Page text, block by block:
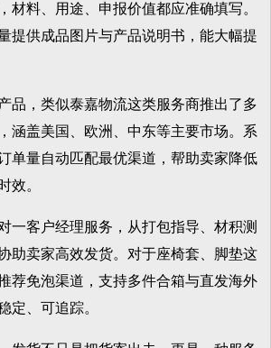
料、用途、申报价值都应准确填写。
提供成品图片与产品说明书，能大幅提
，类似泰嘉物流这类服务商推出了多
涵盖美国、欧洲、中东等主要市场。系
单量自动匹配最优渠道，帮助卖家降低
效。
客户经理服务，从打包指导、材积测
助卖家高效发货。对于座椅套、脚垫这
荐免泡渠道，支持多件合箱与直发海外
定、可追踪。